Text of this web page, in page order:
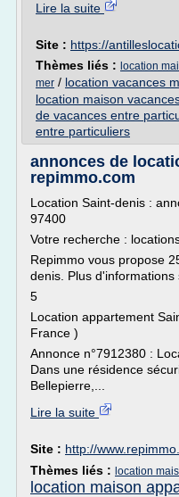
Lire la suite
Site : https://
Thèmes liés : location
mer / location vacances
location maison
de vacances entre
entre particuliers
annonces de
repimmo.com
Location Saint-denis :
97400
Votre recherche :
Repimmo vous propose
denis. Plus d'informations
5
Location appartement
France )
Annonce n°7912380 :
Dans une résidence
Bellepierre,...
Lire la suite
Site : http://
Thèmes liés : location
location maison